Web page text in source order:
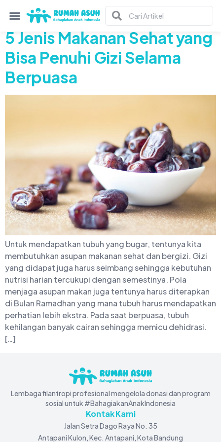
Tag: makanan sehat
5 Jenis Makanan Sehat yang
Bisa Penuhi Gizi Selama
Berpuasa
Untuk mendapatkan tubuh yang bugar, tentunya kita
membutuhkan asupan makanan sehat dan bergizi. Gizi
yang didapat juga harus seimbang sehingga kebutuhan
nutrisi harian tercukupi dengan semestinya. Pola
menjaga asupan makan juga tentunya harus diterapkan
di Bulan Ramadhan yang mana tubuh harus mendapatkan
perhatian lebih ekstra. Pada saat berpuasa, tubuh
kehilangan banyak cairan sehingga memicu dehidrasi.
[…]
Lembaga filantropi profesional mengelola donasi dan program
sosial untuk #BahagiakanAnakIndonesia
Kontak Kami
Jalan Setra Dago Raya No. 35
Antapani Kulon, Kec. Antapani, Kota Bandung